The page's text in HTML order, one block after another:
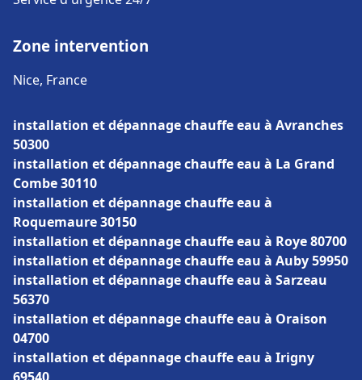
Zone intervention
Nice, France
installation et dépannage chauffe eau à Avranches
50300
installation et dépannage chauffe eau à La Grand
Combe 30110
installation et dépannage chauffe eau à
Roquemaure 30150
installation et dépannage chauffe eau à Roye 80700
installation et dépannage chauffe eau à Auby 59950
installation et dépannage chauffe eau à Sarzeau
56370
installation et dépannage chauffe eau à Oraison
04700
installation et dépannage chauffe eau à Irigny